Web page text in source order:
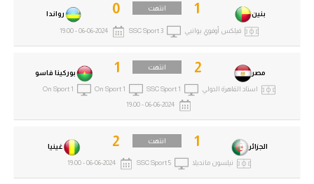
الجزائر 1 انتهت
غينيا 2
نيلسون مانديلا SSC Sport 5
06-06-2024 - 19:00
مصر 2 انتهت
بوركينا فاسو 1
استاد القاهرة الدولي SSC Sport 1
On Sport 1
On Sport 1
06-06-2024 - 19:00
بنين 1 انتهت
رواندا 0
فيلكس أوفوي بوانيي SSC Sport 3
06-06-2024 - 19:00